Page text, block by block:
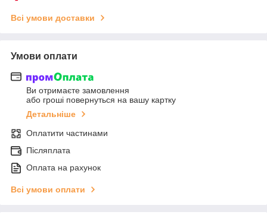
Всі умови доставки
Умови оплати
Ви отримаєте замовлення
або гроші повернуться на вашу картку
Детальніше
Оплатити частинами
Післяплата
Оплата на рахунок
Всі умови оплати